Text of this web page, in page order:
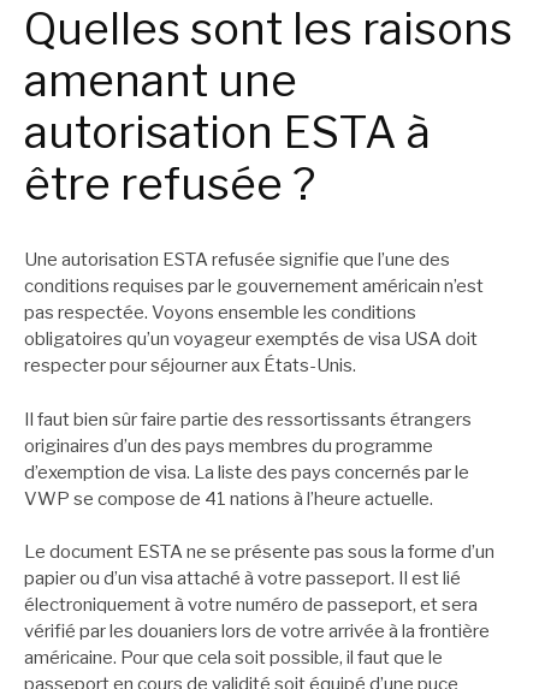
Quelles sont les raisons
amenant une
autorisation ESTA à
être refusée ?
Une autorisation ESTA refusée signifie que l’une des
conditions requises par le gouvernement américain n’est
pas respectée. Voyons ensemble les conditions
obligatoires qu’un voyageur exemptés de visa USA doit
respecter pour séjourner aux États-Unis.
Il faut bien sûr faire partie des ressortissants étrangers
originaires d’un des pays membres du programme
d’exemption de visa. La liste des pays concernés par le
VWP se compose de 41 nations à l’heure actuelle.
Le document ESTA ne se présente pas sous la forme d’un
papier ou d’un visa attaché à votre passeport. Il est lié
électroniquement à votre numéro de passeport, et sera
vérifié par les douaniers lors de votre arrivée à la frontière
américaine. Pour que cela soit possible, il faut que le
passeport en cours de validité soit équipé d’une puce